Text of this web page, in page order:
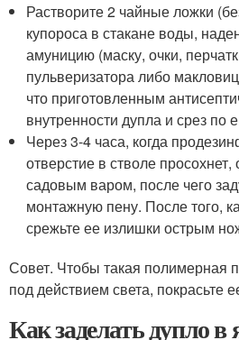
Растворите 2 чайные ложки
купороса в стакане воды,
амуницию (маску, очки,
пульверизатора либо
что приготовленным
внутренности дупла и срез по
Через 3-4 часа, когда
отверстие в стволе
садовым варом, после чего
монтажную пену. После того,
срежьте ее излишки острым
Совет. Чтобы такая полимерная
под действием света, покрасьте
Как заделать дупло в